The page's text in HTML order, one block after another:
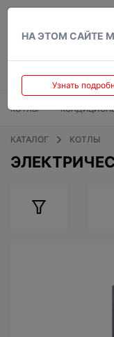
НА ЭТОМ САЙТЕ
Узнать
КОТЛЫ
КАТАЛОГ КОТЛЫ